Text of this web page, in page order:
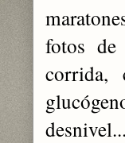
fotos de
corrida,
desnivel...